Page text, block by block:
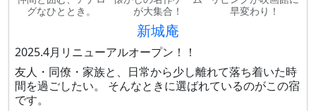
グなひととき。
が大集合！
早変わり！
新城庵
2025.4月リニューアルオープン！！
友人・同僚・家族と、日常から少し離れて落ち着いた時
間を過ごしたい。 そんなときに選ばれているのがこの宿
です。